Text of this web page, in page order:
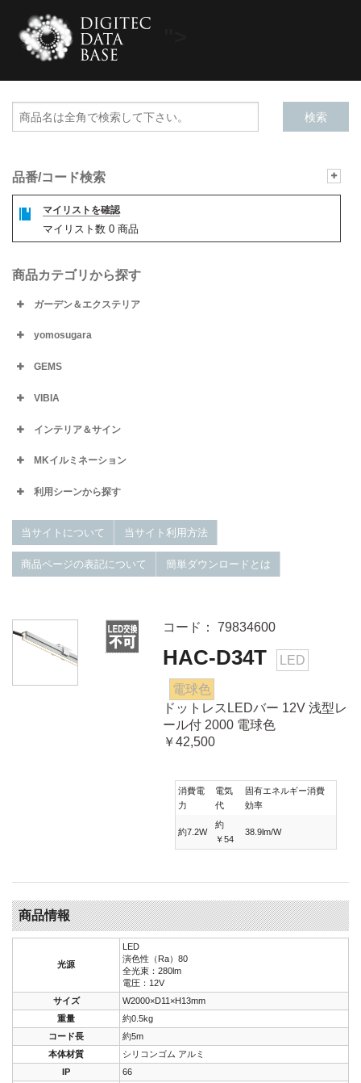
品番/コード検索
マイリストを確認
マイリスト数 0 商品
商品カテゴリから探す
ガーデン＆エクステリア
yomosugara
GEMS
VIBIA
インテリア＆サイン
MKイルミネーション
利用シーンから探す
当サイトについて 当サイト利用方法
商品ページの表記について 簡単ダウンロードとは
コード： 79834600
HAC-D34T LED
電球色
ドットレスLEDバー 12V 浅型レ
ール付 2000 電球色
￥42,500
消費電
力
電気
代
固有エネルギー消費
効率
約7.2W
約
￥54
38.9lm/W
商品情報
光源
LED
演色性（Ra）80
全光束：280lm
電圧：12V
サイズ
W2000×D11×H13mm
重量
約0.5kg
コード長
約5m
本体材質
シリコンゴム アルミ
IP
66